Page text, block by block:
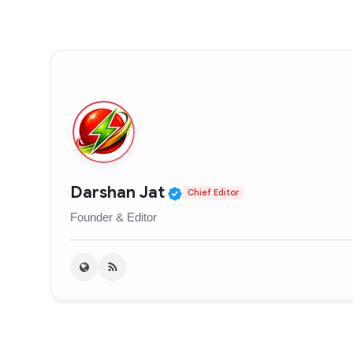
Darshan Jat Verified Public Figure
Chief Editor
Founder & Editor